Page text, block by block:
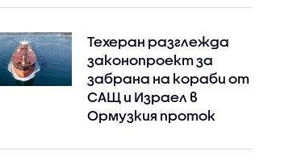
Техеран разглежда
законопроект за
забрана на кораби от
САЩ и Израел в
Ормузкия проток